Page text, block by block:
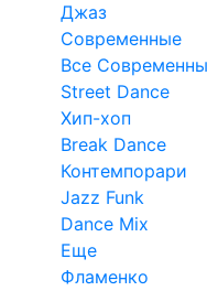
Джаз
Современные
Все
Street Dance
Хип-хоп
Break Dance
Контемпорари
Jazz Funk
Dance Mix
Еще
Фламенко